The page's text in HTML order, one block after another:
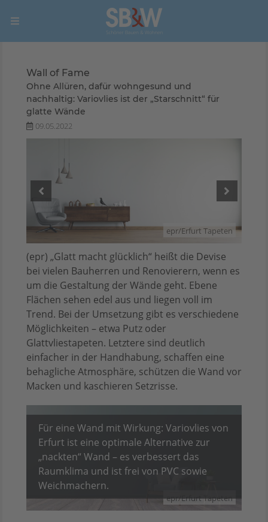
Wall of Fame
Ohne Allüren, dafür wohngesund und
nachhaltig: Variovlies ist der „Starschnitt“ für
glatte Wände
09.05.2022
epr/Erfurt Tapeten
(epr) „Glatt macht glücklich“ heißt die Devise
bei vielen Bauherren und Renovierern, wenn es
um die Gestaltung der Wände geht. Ebene
Flächen sehen edel aus und liegen voll im
Trend. Bei der Umsetzung gibt es verschiedene
Möglichkeiten – etwa Putz oder
Glattvliestapeten. Letztere sind deutlich
einfacher in der Handhabung, schaffen eine
behagliche Atmosphäre, schützen die Wand vor
Macken und kaschieren Setzrisse.
epr/Erfurt Tapeten
Für eine Wand mit Wirkung: Variovlies von
Erfurt ist eine optimale Alternative zur
„nackten“ Wand – es verbessert das
Raumklima und ist frei von PVC sowie
Weichmachern.